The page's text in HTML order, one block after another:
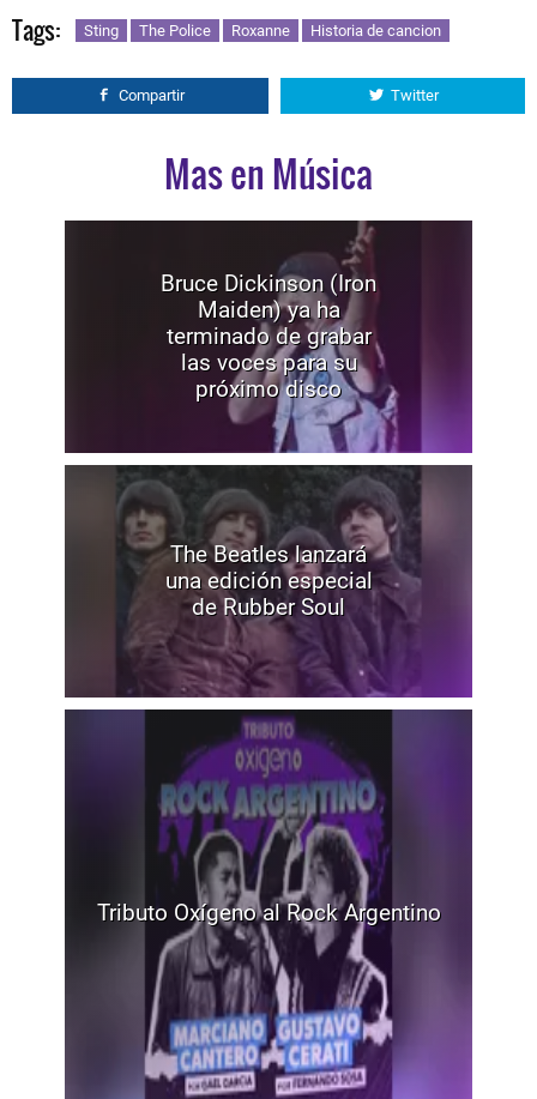
Tags: Sting The Police Roxanne Historia de cancion
Compartir Twitter
Mas en Música
Bruce Dickinson (Iron
Maiden) ya ha
terminado de grabar
las voces para su
próximo disco
The Beatles lanzará
una edición especial
de Rubber Soul
Tributo Oxígeno al Rock Argentino